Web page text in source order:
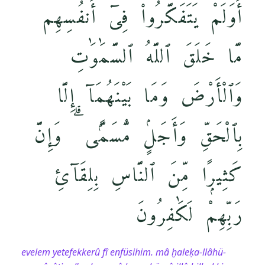
أَوَلَمْ يَتَفَكَّرُوا۟ فِىٓ أَنفُسِهِم ۗ
مَّا خَلَقَ ٱللَّهُ ٱلسَّمَٰوَٰتِ
وَٱلْأَرْضَ وَمَا بَيْنَهُمَآ إِلَّا
بِٱلْحَقِّ وَأَجَلٍۢ مُّسَمًّۭى ۗ وَإِنَّ
كَثِيرًۭا مِّنَ ٱلنَّاسِ بِلِقَآئِ
رَبِّهِمْ لَكَٰفِرُونَ
evelem yetefekkerû fî enfüsihim. mâ ḫaleḳa-llâhü-